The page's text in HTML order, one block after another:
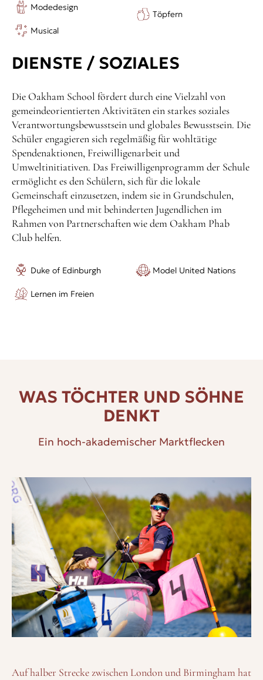
Modedesign
Musical
Töpfern
DIENSTE / SOZIALES
Die Oakham School fördert durch eine Vielzahl von
gemeindeorientierten Aktivitäten ein starkes soziales
Verantwortungsbewusstsein und globales Bewusstsein. Die
Schüler engagieren sich regelmäßig für wohltätige
Spendenaktionen, Freiwilligenarbeit und
Umweltinitiativen. Das Freiwilligenprogramm der Schule
ermöglicht es den Schülern, sich für die lokale
Gemeinschaft einzusetzen, indem sie in Grundschulen,
Pflegeheimen und mit behinderten Jugendlichen im
Rahmen von Partnerschaften wie dem Oakham Phab
Club helfen.
Duke of Edinburgh
Lernen im Freien
Model United Nations
WAS TÖCHTER UND SÖHNE
DENKT
Ein hoch-akademischer Marktflecken
Auf halber Strecke zwischen London und Birmingham hat